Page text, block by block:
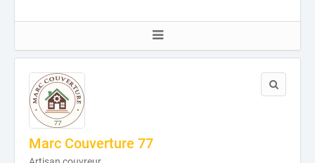
Marc Couverture 77